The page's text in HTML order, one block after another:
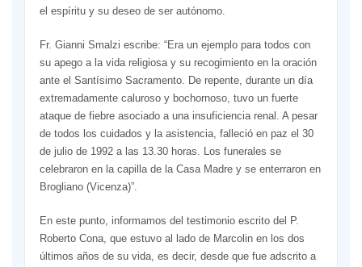
el espíritu y su deseo de ser autónomo.
Fr. Gianni Smalzi escribe: “Era un ejemplo para todos con
su apego a la vida religiosa y su recogimiento en la oración
ante el Santísimo Sacramento. De repente, durante un día
extremadamente caluroso y bochornoso, tuvo un fuerte
ataque de fiebre asociado a una insuficiencia renal. A pesar
de todos los cuidados y la asistencia, falleció en paz el 30
de julio de 1992 a las 13.30 horas. Los funerales se
celebraron en la capilla de la Casa Madre y se enterraron en
Brogliano (Vicenza)”.
En este punto, informamos del testimonio escrito del P.
Roberto Cona, que estuvo al lado de Marcolin en los dos
últimos años de su vida, es decir, desde que fue adscrito a